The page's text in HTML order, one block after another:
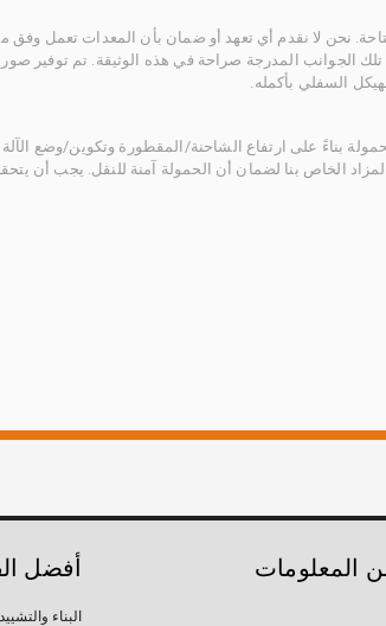
نحن لا نقدم أي تعهد أو ضمان بأن المعدات تعمل وفق
الجوانب المدرجة صراحة في هذه الوثيقة. تم توفير
السفلي بأكمله.
بناءً على ارتفاع الشاحنة/المقطورة وتكوين/وضع
الخاص بنا لضمان أن الحمولة آمنة للنقل. يجب أن
المعلومات أفضل
البناء والتشييد